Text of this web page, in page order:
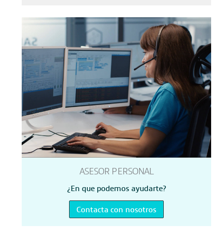
ASESOR PERSONAL
¿En que podemos ayudarte?
Contacta con nosotros